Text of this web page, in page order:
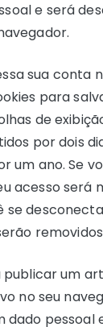
e será
sua conta
para
de
por dois
um ano. Se
acesso será
se
um
no seu
dado pessoal